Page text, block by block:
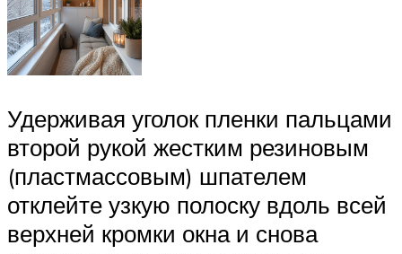
Удерживая уголок пленки пальцами
второй рукой жестким резиновым
(пластмассовым) шпателем
отклейте узкую полоску вдоль всей
верхней кромки окна и снова